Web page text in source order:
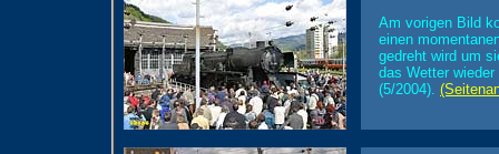
Am vorigen Bild
einen
gedreht wird um
das Wetter
(5/2004).